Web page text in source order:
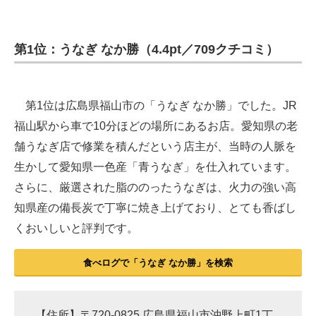
第1位：うなぎ なか勝（4.4pt／709クチコミ）
第1位は広島県福山市の「うなぎ なか勝」でした。JR
福山駅から車で10分ほどの場所にあるお店。愛知県の老
舗うなぎ店で修業を積んだという店主が、当時の人脈を
生かして愛知県一色産「青うなぎ」を仕入れています。
さらに、厳選された脂ののったうなぎは、火力の強い高
知県産の備長炭で丁寧に焼き上げており、とても香ばし
くおいしいと評判です。
食べログで「うなぎ なか勝」を検索